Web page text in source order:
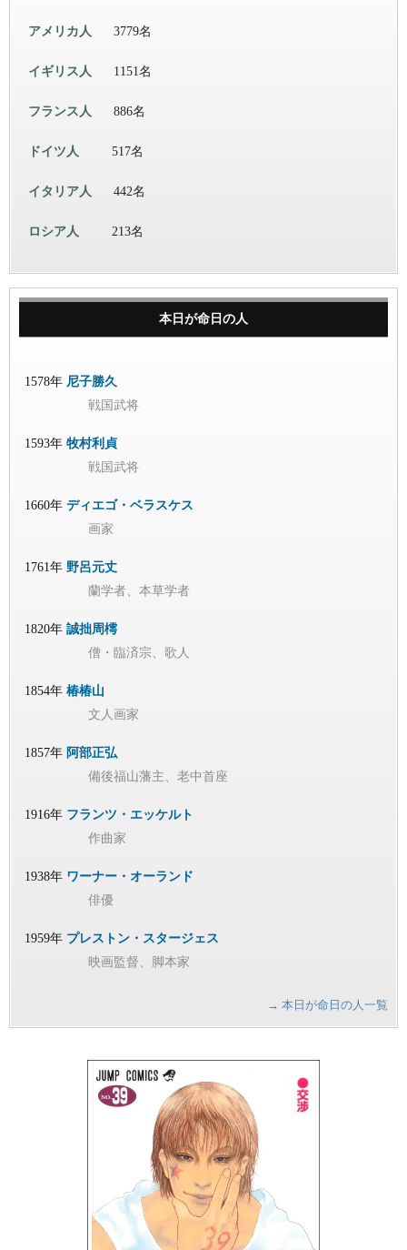
アメリカ人 3779名
イギリス人 1151名
フランス人 886名
ドイツ人 517名
イタリア人 442名
ロシア人 213名
本日が命日の人
1578年 尼子勝久
戦国武将
1593年 牧村利貞
戦国武将
1660年 ディエゴ・ベラスケス
画家
1761年 野呂元丈
蘭学者、本草学者
1820年 誠拙周樗
僧・臨済宗、歌人
1854年 椿椿山
文人画家
1857年 阿部正弘
備後福山藩主、老中首座
1916年 フランツ・エッケルト
作曲家
1938年 ワーナー・オーランド
俳優
1959年 プレストン・スタージェス
映画監督、脚本家
→ 本日が命日の人一覧